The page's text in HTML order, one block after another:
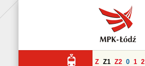
Z Z1 Z2 0 1 2